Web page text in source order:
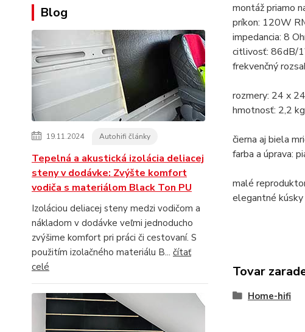
Blog
19.11.2024 Autohifi články
Tepelná a akustická izolácia deliacej
steny v dodávke: Zvýšte komfort
vodiča s materiálom Black Ton PU
Izoláciou deliacej steny medzi vodičom a
nákladom v dodávke veľmi jednoducho
zvýšime komfort pri práci či cestovaní. S
použitím izolačného materiálu B... čítať
celé
montáž priamo
príkon: 120W
impedancia: 8
citlivosť: 86dB/
frekvenčný
rozmery: 24 x
hmotnosť: 2,2
čierna aj biela
farba a úprava:
malé
elegantné
Tovar
Home-hifi